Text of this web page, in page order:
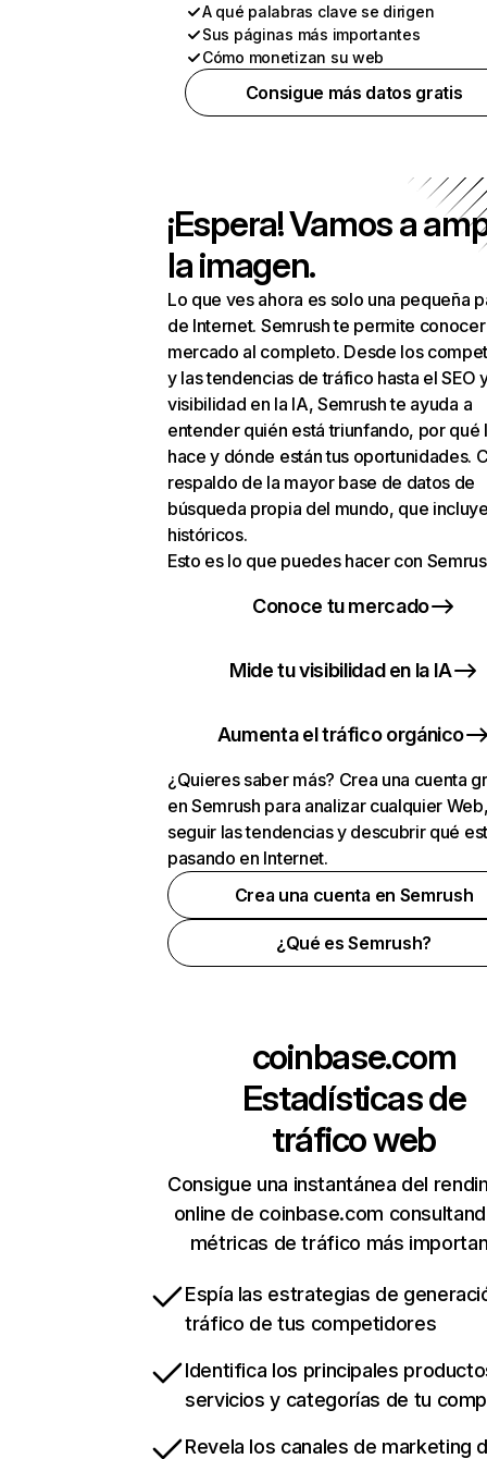
A qué palabras clave se dirigen
Sus páginas más importantes
Cómo monetizan su web
Consigue más datos gratis
¡Espera! Vamos a
la imagen.
Lo que ves ahora es solo una pequeña
de Internet. Semrush te permite
mercado al completo. Desde los
y las tendencias de tráfico hasta el SEO
visibilidad en la IA, Semrush te ayuda a
entender quién está triunfando, por qué
hace y dónde están tus oportunidades.
respaldo de la mayor base de datos de
búsqueda propia del mundo, que
históricos.
Esto es lo que puedes hacer con
Conoce tu mercado
Mide tu visibilidad en la IA
Aumenta el tráfico orgánico
¿Quieres saber más? Crea una cuenta
en Semrush para analizar cualquier
seguir las tendencias y descubrir qué
pasando en Internet.
Crea una cuenta en Semrush
¿Qué es Semrush?
coinbase.com
Estadísticas de
tráfico web
Consigue una instantánea del
online de coinbase.com
métricas de tráfico más
Espía las estrategias de
tráfico de tus competidores
Identifica los principales
servicios y categorías de tu
Revela los canales de marketing